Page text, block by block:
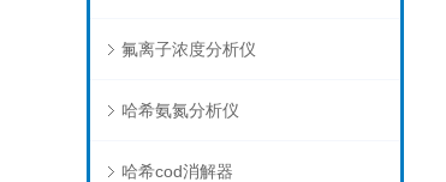
氟离子浓度分析仪
哈希氨氮分析仪
哈希cod消解器